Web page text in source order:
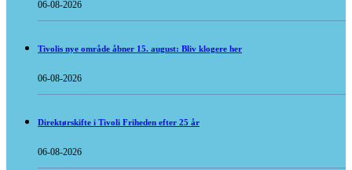
06-08-2026
Tivolis nye område åbner 15. august: Bliv klogere her
06-08-2026
Direktørskifte i Tivoli Friheden efter 25 år
06-08-2026